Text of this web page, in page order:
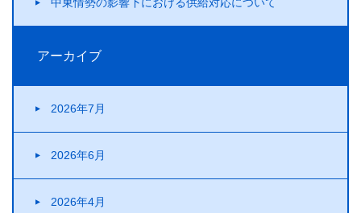
中東情勢の影響下における供給対応について
アーカイブ
2026年7月
2026年6月
2026年4月